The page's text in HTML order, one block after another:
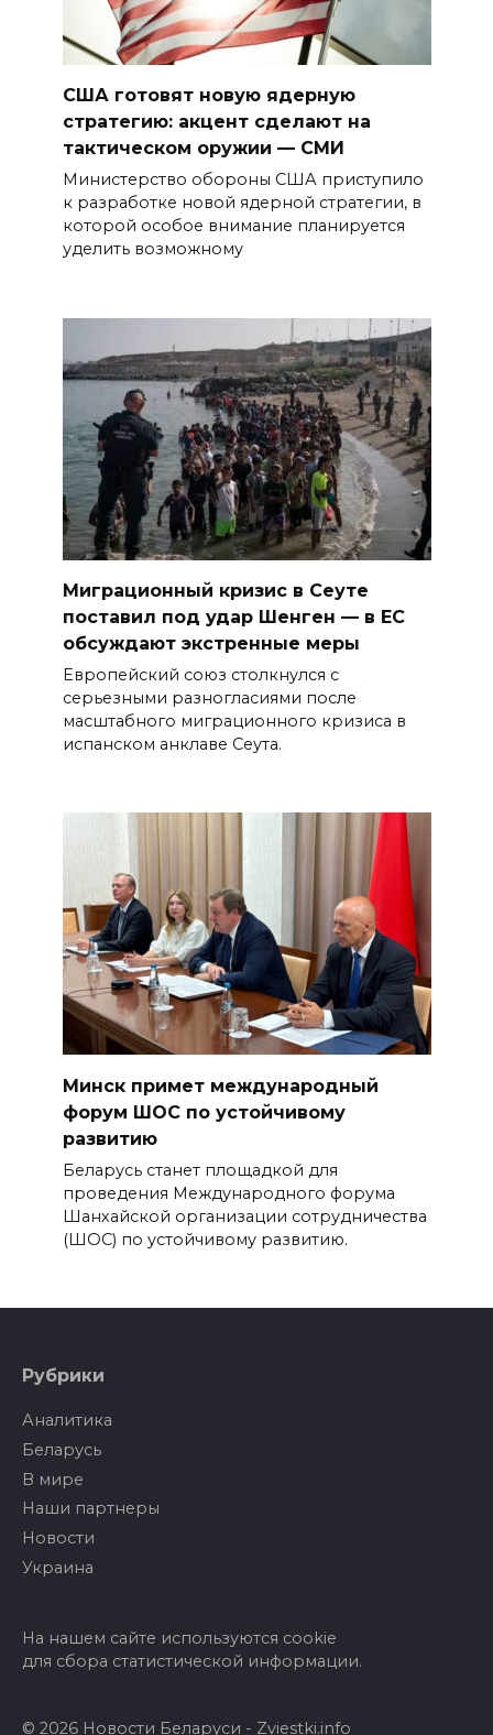
США готовят новую ядерную
стратегию: акцент сделают на
тактическом оружии — СМИ
Министерство обороны США приступило
к разработке новой ядерной стратегии, в
которой особое внимание планируется
уделить возможному
Миграционный кризис в Сеуте
поставил под удар Шенген — в ЕС
обсуждают экстренные меры
Европейский союз столкнулся с
серьезными разногласиями после
масштабного миграционного кризиса в
испанском анклаве Сеута.
Минск примет международный
форум ШОС по устойчивому
развитию
Беларусь станет площадкой для
проведения Международного форума
Шанхайской организации сотрудничества
(ШОС) по устойчивому развитию.
Рубрики
Аналитика
Беларусь
В мире
Наши партнеры
Новости
Украина
На нашем сайте используются cookie
для сбора статистической информации.
© 2026 Новости Беларуси - Zviestki.info